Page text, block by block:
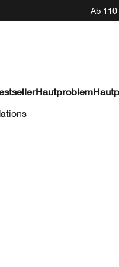
Ab
Hautproblem